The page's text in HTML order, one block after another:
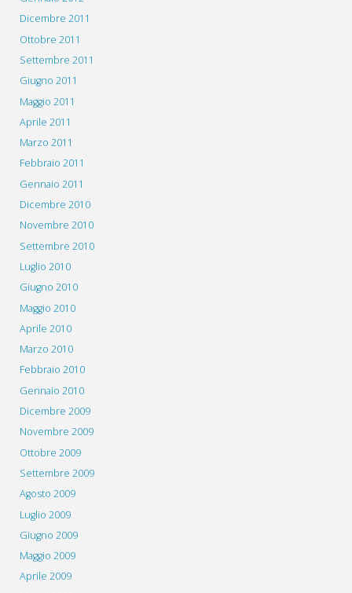
Dicembre 2011
Ottobre 2011
Settembre 2011
Giugno 2011
Maggio 2011
Aprile 2011
Marzo 2011
Febbraio 2011
Gennaio 2011
Dicembre 2010
Novembre 2010
Settembre 2010
Luglio 2010
Giugno 2010
Maggio 2010
Aprile 2010
Marzo 2010
Febbraio 2010
Gennaio 2010
Dicembre 2009
Novembre 2009
Ottobre 2009
Settembre 2009
Agosto 2009
Luglio 2009
Giugno 2009
Maggio 2009
Aprile 2009